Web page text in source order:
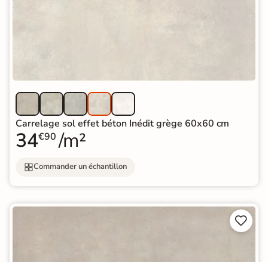
Carrelage sol effet béton Inédit grège 60x60 cm
34€90 /m²
Commander un échantillon

